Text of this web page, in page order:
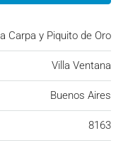
Carpa y Piquito de Oro
Villa Ventana
Buenos Aires
8163